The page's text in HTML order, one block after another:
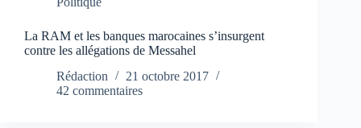
La RAM et les banques marocaines s’insurgent
contre les allégations de Messahel
Rédaction
21 octobre 2017
42 commentaires